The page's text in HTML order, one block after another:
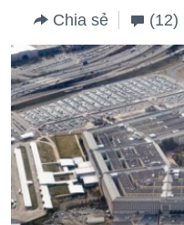
hướng
chính
Đi
tới
"Tìm"
MỤC
TỰ DO BÁO CHÍ
VẠCH TRẦN TIN GIẢ
NGƯỜI VIỆT HẢI NGOẠI
ĐỜI SỐNG
KINH TẾ
KHOA HỌC
CHUYÊN ĐỀ
CHIẾN TRANH
TẠI
HÀNH TRÌNH BẦU CỬ
MỘT NĂM CHIẾN
GIẢI MÃ VÀNH ĐAI &
HỌC TIẾNG ANH
VIDEO
NGHE
MẠNG XÃ HỘI
Chia sẻ (12)